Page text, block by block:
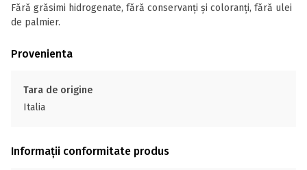
Fără grăsimi hidrogenate, fără conservanți și coloranți, fără ulei
de palmier.
Provenienta
Tara de origine
Italia
Informații conformitate produs